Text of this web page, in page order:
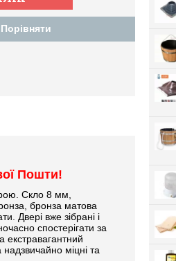
Порівняти
Пошти!
Скло 8 мм,
бронза матова
Двері вже зібрані і
спостерігати за
екстравагантний
надзвичайно міцні та